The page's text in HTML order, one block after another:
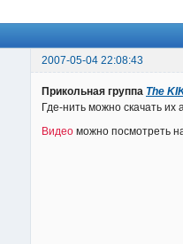
2007-05-04 22:08:43
Прикольная группа The
Где-нить можно скачать
Видео можно посмотреть